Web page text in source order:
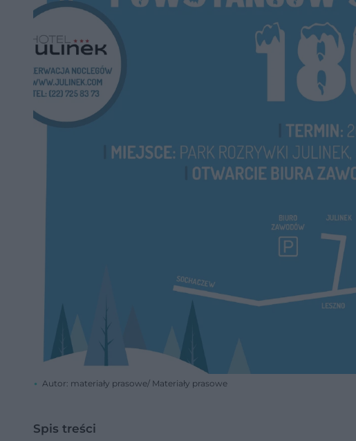
Autor: materiały prasowe/ Materiały prasowe
Spis treści